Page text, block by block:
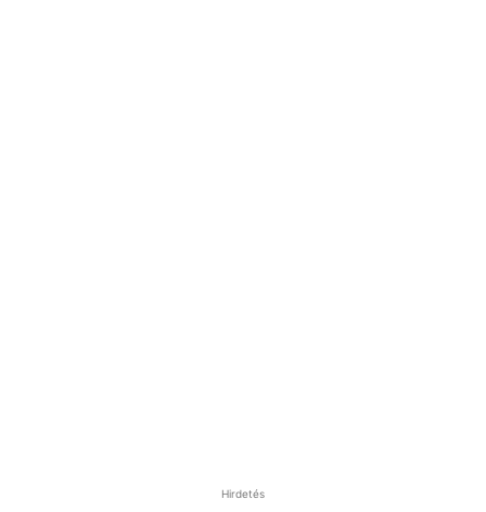
Hirdetés